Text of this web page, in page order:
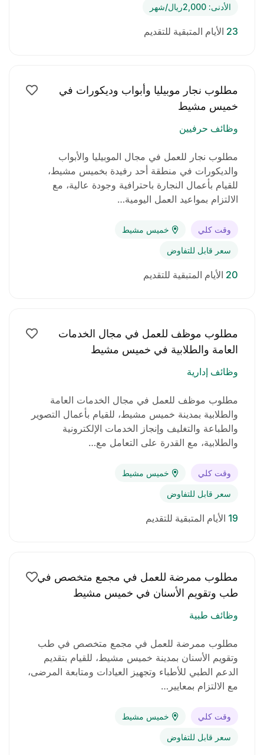
الأدنى: 2,000ريال/شهر
23 الأيام المتبقية للتقديم
مطلوب نجار موبيليا وأبواب وديكورات في
خميس مشيط
وظائف حرفيين
مطلوب نجار للعمل في مجال الموبيليا والأبواب
والديكورات في منطقة أحد رفيدة بخميس مشيط،
للقيام بأعمال النجارة باحترافية وجودة عالية، مع
الالتزام بمواعيد العمل اليومية…
وقت كلي خميس مشيط
سعر قابل للتفاوض
20 الأيام المتبقية للتقديم
مطلوب موظف للعمل في مجال الخدمات
العامة والطلابية في خميس مشيط
وظائف إدارية
مطلوب موظف للعمل في مجال الخدمات العامة
والطلابية بمدينة خميس مشيط، للقيام بأعمال التصوير
والطباعة والتغليف وإنجاز الخدمات الإلكترونية
والطلابية، مع القدرة على التعامل مع…
وقت كلي خميس مشيط
سعر قابل للتفاوض
19 الأيام المتبقية للتقديم
مطلوب ممرضة للعمل في مجمع متخصص في
طب وتقويم الأسنان في خميس مشيط
وظائف طبية
مطلوب ممرضة للعمل في مجمع متخصص في طب
وتقويم الأسنان بمدينة خميس مشيط، للقيام بتقديم
الدعم الطبي للأطباء وتجهيز العيادات ومتابعة المرضى،
مع الالتزام بمعايير…
وقت كلي خميس مشيط
سعر قابل للتفاوض